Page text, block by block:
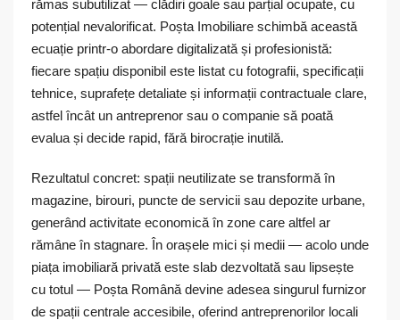
rămas subutilizat — clădiri goale sau parțial ocupate, cu
potențial nevalorificat. Poșta Imobiliare schimbă această
ecuație printr-o abordare digitalizată și profesionistă:
fiecare spațiu disponibil este listat cu fotografii, specificații
tehnice, suprafețe detaliate și informații contractuale clare,
astfel încât un antreprenor sau o companie să poată
evalua și decide rapid, fără birocrație inutilă.
Rezultatul concret: spații neutilizate se transformă în
magazine, birouri, puncte de servicii sau depozite urbane,
generând activitate economică în zone care altfel ar
rămâne în stagnare. În orașele mici și medii — acolo unde
piața imobiliară privată este slab dezvoltată sau lipsește
cu totul — Poșta Română devine adesea singurul furnizor
de spații centrale accesibile, oferind antreprenorilor locali